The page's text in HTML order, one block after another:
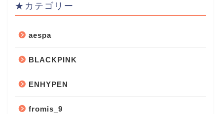
★カテゴリー
aespa
BLACKPINK
ENHYPEN
fromis_9